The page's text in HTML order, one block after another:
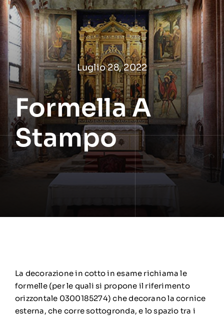
Salta
al
contenuto
Luglio 28, 2022
Formella A
Stampo
La decorazione in cotto in esame richiama le
formelle (per le quali si propone il riferimento
orizzontale 0300185274) che decorano la cornice
esterna, che corre sottogronda, e lo spazio tra i